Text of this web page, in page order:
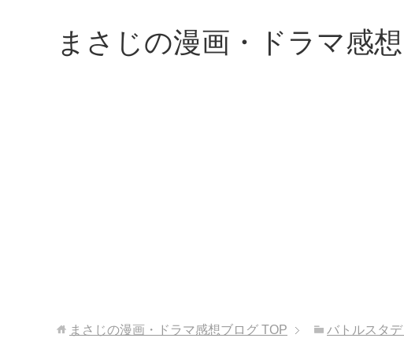
まさじの漫画・ドラマ感
まさじの漫画・ドラマ感想ブログ TOP バトルスタ